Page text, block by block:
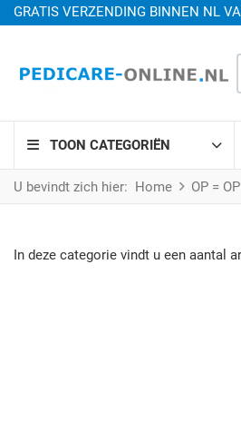
GRATIS VERZENDING BINNEN NL
TOON CATEGORIËN
U bevindt zich hier: Home OP = OP
In deze categorie vindt u een aantal